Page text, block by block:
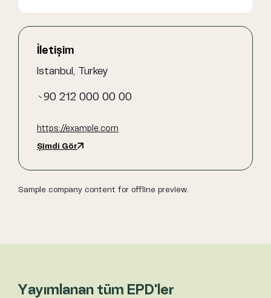
İletişim
Istanbul, Turkey
+90 212 000 00 00
https://example.com
Şimdi Gör
Sample company content for offline preview.
Yayımlanan tüm EPD'ler